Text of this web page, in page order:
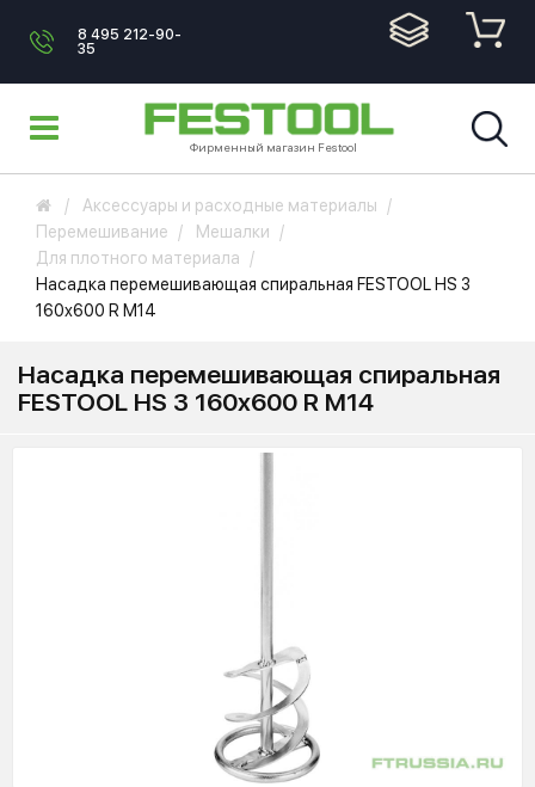
8 495 212-90-
35
Фирменный магазин Festool
Аксессуары и расходные материалы
Перемешивание
Мешалки
Для плотного материала
Насадка перемешивающая спиральная FESTOOL HS 3
160x600 R M14
Насадка перемешивающая спиральная
FESTOOL HS 3 160x600 R M14